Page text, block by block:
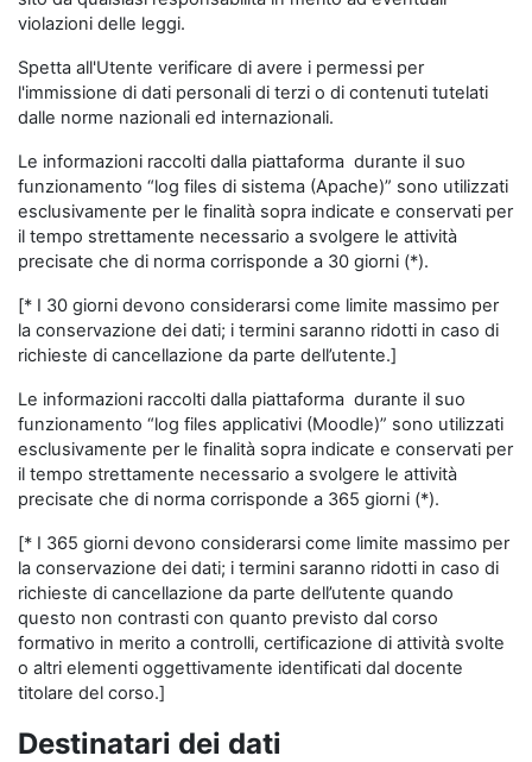
violazioni delle leggi.
Spetta all'Utente verificare di avere i permessi per
l'immissione di dati personali di terzi o di contenuti tutelati
dalle norme nazionali ed internazionali.
Le informazioni raccolti dalla piattaforma durante il suo
funzionamento “log files di sistema (Apache)” sono utilizzati
esclusivamente per le finalità sopra indicate e conservati per
il tempo strettamente necessario a svolgere le attività
precisate che di norma corrisponde a 30 giorni (*).
[* I 30 giorni devono considerarsi come limite massimo per
la conservazione dei dati; i termini saranno ridotti in caso di
richieste di cancellazione da parte dell’utente.]
Le informazioni raccolti dalla piattaforma durante il suo
funzionamento “log files applicativi (Moodle)” sono utilizzati
esclusivamente per le finalità sopra indicate e conservati per
il tempo strettamente necessario a svolgere le attività
precisate che di norma corrisponde a 365 giorni (*).
[* I 365 giorni devono considerarsi come limite massimo per
la conservazione dei dati; i termini saranno ridotti in caso di
richieste di cancellazione da parte dell’utente quando
questo non contrasti con quanto previsto dal corso
formativo in merito a controlli, certificazione di attività svolte
o altri elementi oggettivamente identificati dal docente
titolare del corso.]
Destinatari dei dati